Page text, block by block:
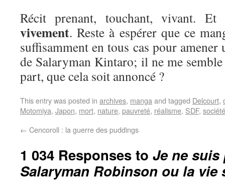
Récit prenant, touchant, vivant.
vivement. Reste à espérer que ce
suffisamment en tous cas pour
de Salaryman Kintaro; il ne me
part, que cela soit annoncé ?
This entry was posted in archives, manga and tagged Delcourt,
Motomiya, Japon, mort, nature, pauvreté, réalisme, SDF, société
← Cencoroll : la guerre des puddings
1 034 Responses to Je ne suis
Salaryman Robinson ou la vie